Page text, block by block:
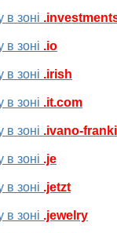
зоні
зоні .io
зоні .irish
зоні .it.com
зоні .ivano-
зоні .je
зоні .jetzt
зоні .jewelry